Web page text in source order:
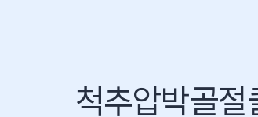
척추압박골절